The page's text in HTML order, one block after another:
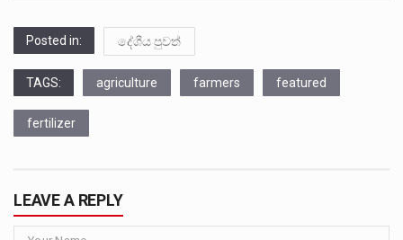
Posted in: දේශීය පුවත්
TAGS: agriculture farmers featured
fertilizer
LEAVE A REPLY